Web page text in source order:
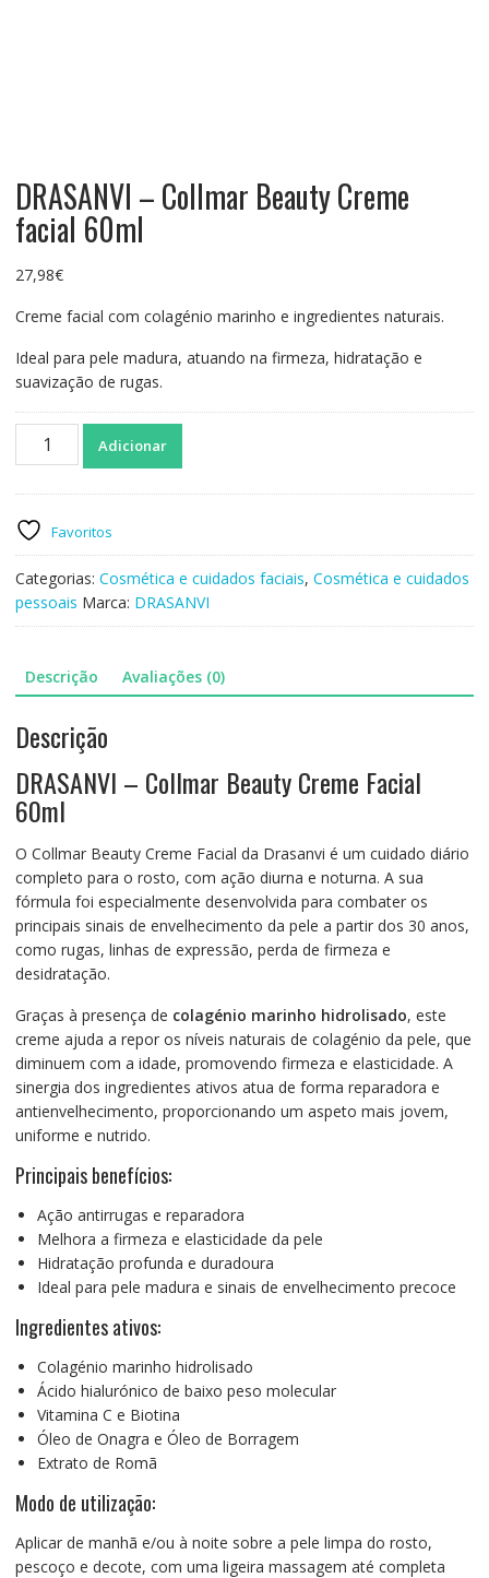
DRASANVI – Collmar Beauty Creme
facial 60ml
27,98€
Creme facial com colagénio marinho e ingredientes naturais.
Ideal para pele madura, atuando na firmeza, hidratação e
suavização de rugas.
Quantidade
Collmar
Beauty
Creme
facial
60ml
Adicionar
Favoritos
Categorias: Cosmética e cuidados faciais, Cosmética e cuidados
pessoais Marca: DRASANVI
Descrição Avaliações (0)
Descrição
DRASANVI – Collmar Beauty Creme Facial
60ml
O Collmar Beauty Creme Facial da Drasanvi é um cuidado diário
completo para o rosto, com ação diurna e noturna. A sua
fórmula foi especialmente desenvolvida para combater os
principais sinais de envelhecimento da pele a partir dos 30 anos,
como rugas, linhas de expressão, perda de firmeza e
desidratação.
Graças à presença de colagénio marinho hidrolisado, este
creme ajuda a repor os níveis naturais de colagénio da pele, que
diminuem com a idade, promovendo firmeza e elasticidade. A
sinergia dos ingredientes ativos atua de forma reparadora e
antienvelhecimento, proporcionando um aspeto mais jovem,
uniforme e nutrido.
Principais benefícios:
Ação antirrugas e reparadora
Melhora a firmeza e elasticidade da pele
Hidratação profunda e duradoura
Ideal para pele madura e sinais de envelhecimento precoce
Ingredientes ativos:
Colagénio marinho hidrolisado
Ácido hialurónico de baixo peso molecular
Vitamina C e Biotina
Óleo de Onagra e Óleo de Borragem
Extrato de Romã
Modo de utilização:
Aplicar de manhã e/ou à noite sobre a pele limpa do rosto,
pescoço e decote, com uma ligeira massagem até completa